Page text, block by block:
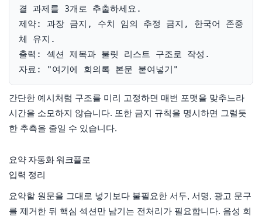
결 과제를 3개로 추출하세요.
제약: 과장 금지, 수치 임의 추정 금지, 한국어 존중
체 유지.
출력: 섹션 제목과 불릿 리스트 구조로 작성.
자료: "여기에 회의록 본문 붙여넣기"
간단한 예시처럼 구조를 미리 고정하면 매번 포맷을 맞추느라
시간을 소모하지 않습니다. 또한 금지 규칙을 명시하면 그럴듯
한 추측을 줄일 수 있습니다.
요약 자동화 워크플로
입력 정리
요약할 원문을 그대로 넣기보다 불필요한 서두, 서명, 광고 문구
를 제거한 뒤 핵심 섹션만 남기는 전처리가 필요합니다. 음성 회